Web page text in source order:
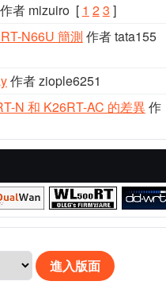
作者 mizuiro[ 1 23 ]
N66U 簡測 作者 tata155
作者 ziople6251
N 和 K26RT-AC 的差異作